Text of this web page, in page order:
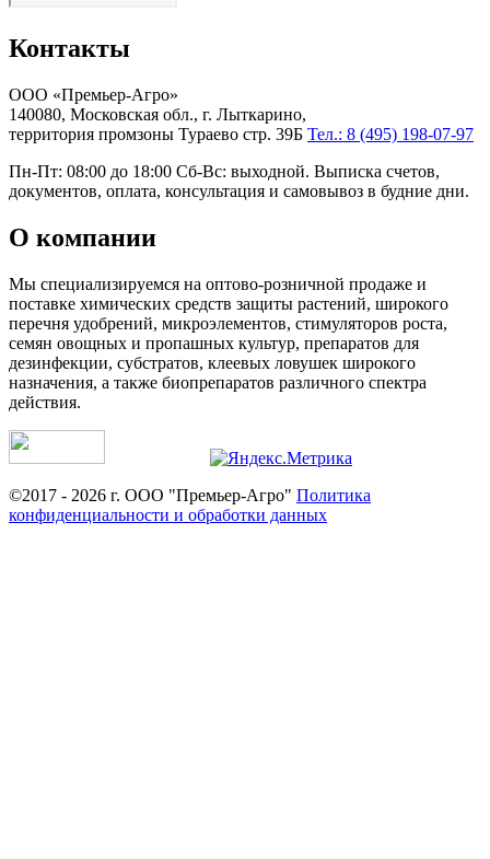
Контакты
ООО «Премьер-Агро»
140080, Московская обл., г. Лыткарино,
территория промзоны Тураево стр. 39Б Тел.: 8 (495) 198-07-97
Пн-Пт: 08:00 до 18:00 Сб-Вс: выходной. Выписка счетов,
документов, оплата, консультация и самовывоз в будние дни.
О компании
Мы специализируемся на оптово-розничной продаже и
поставке химических средств защиты растений, широкого
перечня удобрений, микроэлементов, стимуляторов роста,
семян овощных и пропашных культур, препаратов для
дезинфекции, субстратов, клеевых ловушек широкого
назначения, а также биопрепаратов различного спектра
действия.
©2017 - 2026 г. ООО "Премьер-Агро" Политика
конфиденциальности и обработки данных